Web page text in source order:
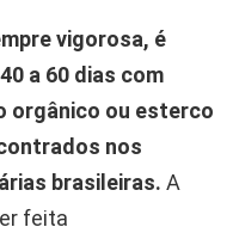
vigorosa, é
a 60 dias com
orgânico ou esterco
nos
brasileiras. A
feita